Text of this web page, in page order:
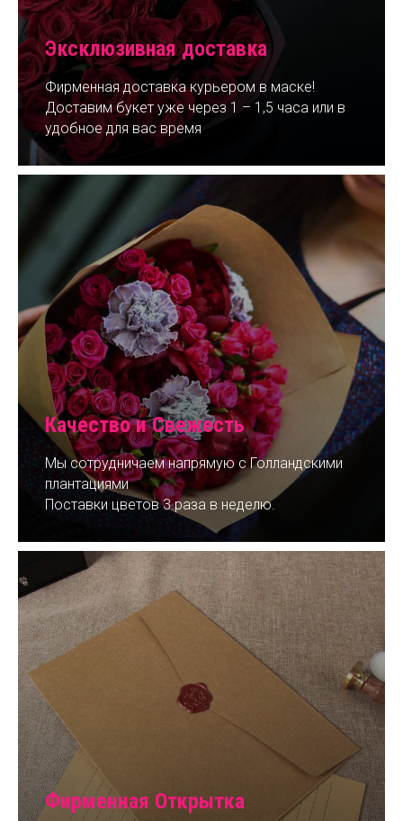
Эксклюзивная доставка
Фирменная доставка курьером в маске!
Доставим букет уже через 1 – 1,5 часа или в
удобное для вас время
Качество и Свежесть
Мы сотрудничаем напрямую с Голландскими
плантациями
Поставки цветов 3 раза в неделю.
Фирменная Открытка